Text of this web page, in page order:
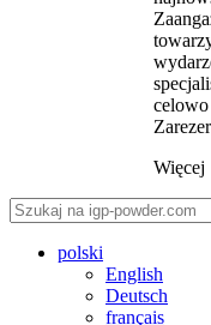
celowo
Więcej
polski
English
Deutsch
français